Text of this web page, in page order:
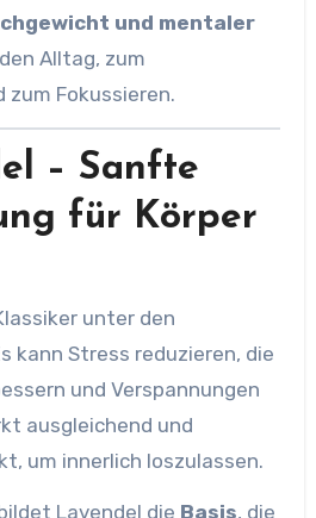
und mentaler
Alltag, zum
zum Fokussieren.
– Sanfte
für Körper
unter den
kann Stress reduzieren, die
und Verspannungen
ausgleichend und
um innerlich loszulassen.
Lavendel die Basis, die